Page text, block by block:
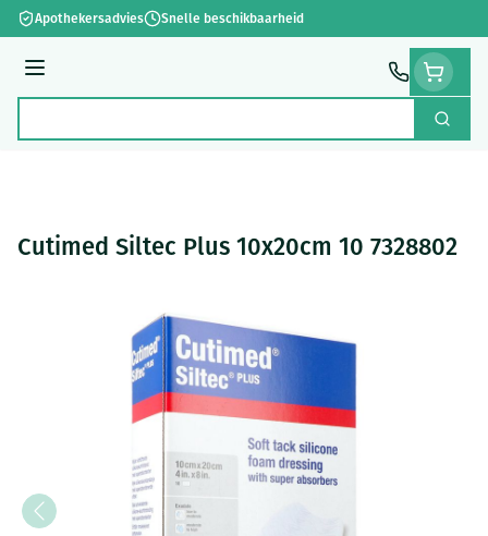
Ga naar de inhoud
Apothekersadvies Snelle beschikbaarheid
Menu
Zoek
Cutimed Siltec Plus 10x20cm 10 7328802